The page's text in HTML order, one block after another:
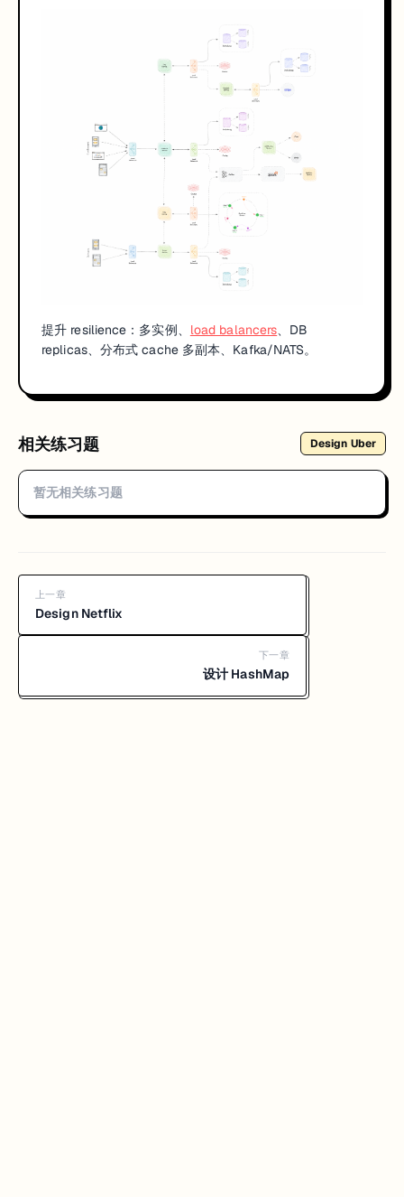
提升 resilience：多实例、 load balancers、DB
replicas、分布式 cache 多副本、Kafka/NATS。
相关练习题 Design Uber
暂无相关练习题
上一章
Design Netflix
下一章
设计 HashMap